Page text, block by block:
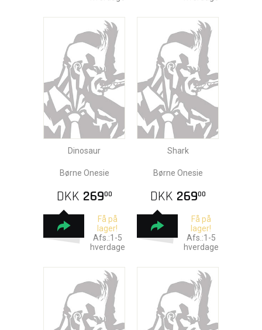
Dinosaur
Børne Onesie
DKK 26900
Få på
lager!
Afs.:1-5
hverdage
Shark
Børne Onesie
DKK 26900
Få på
lager!
Afs.:1-5
hverdage